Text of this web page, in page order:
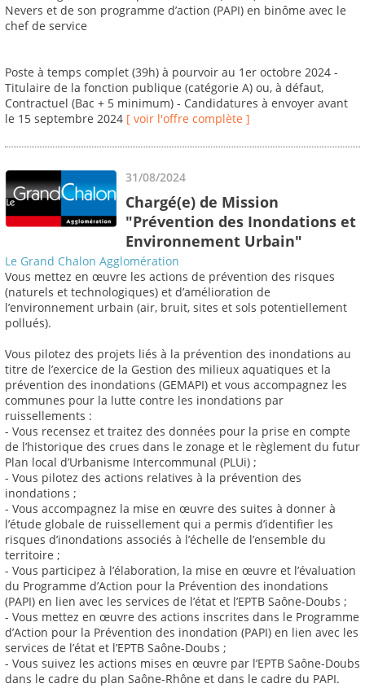
Nevers et de son programme d’action (PAPI) en binôme avec le
chef de service
Poste à temps complet (39h) à pourvoir au 1er octobre 2024 -
Titulaire de la fonction publique (catégorie A) ou, à défaut,
Contractuel (Bac + 5 minimum) - Candidatures à envoyer avant
le 15 septembre 2024 [ voir l'offre complète ]
31/08/2024
Chargé(e) de Mission
"Prévention des Inondations et
Environnement Urbain"
Le Grand Chalon Agglomération
Vous mettez en œuvre les actions de prévention des risques
(naturels et technologiques) et d’amélioration de
l’environnement urbain (air, bruit, sites et sols potentiellement
pollués).
Vous pilotez des projets liés à la prévention des inondations au
titre de l’exercice de la Gestion des milieux aquatiques et la
prévention des inondations (GEMAPI) et vous accompagnez les
communes pour la lutte contre les inondations par
ruissellements :
- Vous recensez et traitez des données pour la prise en compte
de l’historique des crues dans le zonage et le règlement du futur
Plan local d’Urbanisme Intercommunal (PLUi) ;
- Vous pilotez des actions relatives à la prévention des
inondations ;
- Vous accompagnez la mise en œuvre des suites à donner à
l’étude globale de ruissellement qui a permis d’identifier les
risques d’inondations associés à l’échelle de l’ensemble du
territoire ;
- Vous participez à l’élaboration, la mise en œuvre et l’évaluation
du Programme d’Action pour la Prévention des inondations
(PAPI) en lien avec les services de l’état et l’EPTB Saône-Doubs ;
- Vous mettez en œuvre des actions inscrites dans le Programme
d’Action pour la Prévention des inondation (PAPI) en lien avec les
services de l’état et l’EPTB Saône-Doubs ;
- Vous suivez les actions mises en œuvre par l’EPTB Saône-Doubs
dans le cadre du plan Saône-Rhône et dans le cadre du PAPI.